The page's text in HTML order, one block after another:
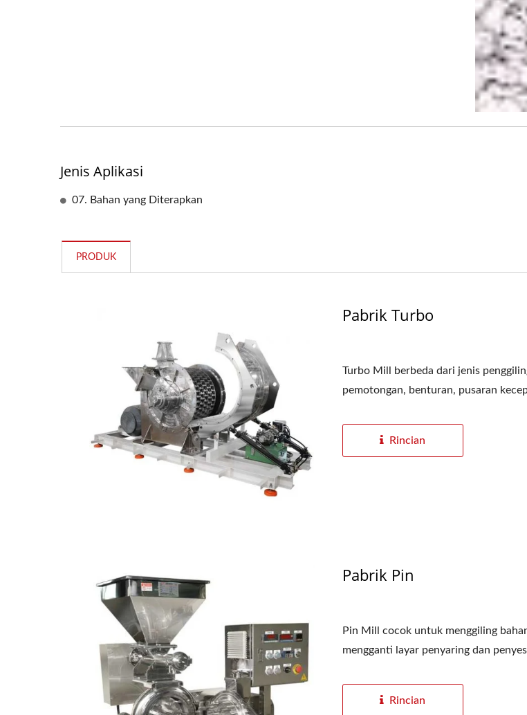
Jenis Aplikasi
07. Bahan yang Diterapkan
PRODUK
Pabrik Turbo
Turbo Mill berbeda dari jenis
pemotongan, benturan, pusaran
Rincian
Pabrik Pin
Pin Mill cocok untuk menggiling
mengganti layar penyaring dan
Rincian